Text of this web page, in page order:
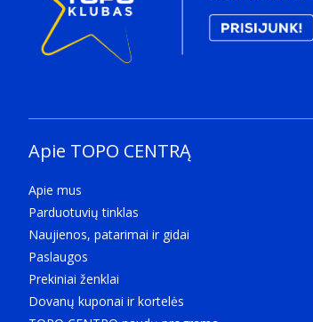
Apie TOPO CENTRĄ
Apie mus
Parduotuvių tinklas
Naujienos, patarimai ir gidai
Paslaugos
Prekiniai ženklai
Dovanų kuponai ir kortelės